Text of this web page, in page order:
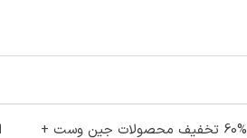
تا %60 تخفیف محصولات جین وست +